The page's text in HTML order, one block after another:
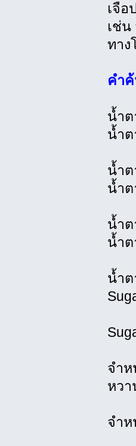
เจื
เช่
ทาง
คำ
น้ำต
น้ำต
น้ำต
น้ำต
น้ำต
น้ำต
น้ำต
จำห
หวา
จำห